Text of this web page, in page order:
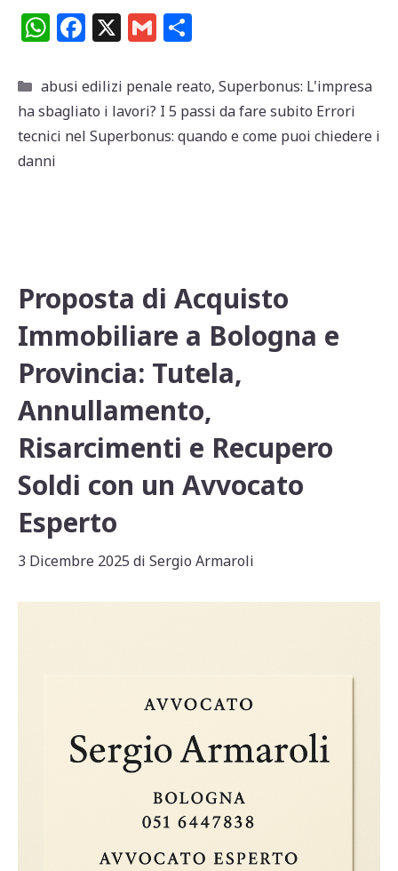
W
at
s
A
p
F
c
e
b
X G
ai
l
n
di
vi
Categorie
abusi edilizi penale reato, Superbonus: L'impresa
ha sbagliato i lavori? I 5 passi da fare subito Errori
tecnici nel Superbonus: quando e come puoi chiedere i
danni
Proposta di Acquisto
Immobiliare a Bologna e
Provincia: Tutela,
Annullamento,
Risarcimenti e Recupero
Soldi con un Avvocato
Esperto
3 Dicembre 2025 di Sergio Armaroli